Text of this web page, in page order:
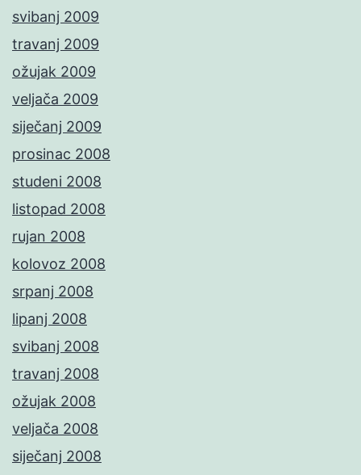
svibanj 2009
travanj 2009
ožujak 2009
veljača 2009
siječanj 2009
prosinac 2008
studeni 2008
listopad 2008
rujan 2008
kolovoz 2008
srpanj 2008
lipanj 2008
svibanj 2008
travanj 2008
ožujak 2008
veljača 2008
siječanj 2008